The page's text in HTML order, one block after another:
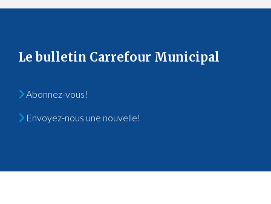
Le bulletin Carrefour Municipal
Abonnez-vous!
Envoyez-nous une nouvelle!